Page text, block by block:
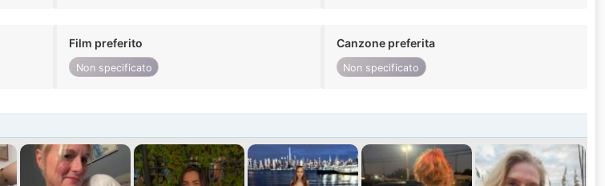
Film preferito
Non specificato
Canzone preferita
Non specificato